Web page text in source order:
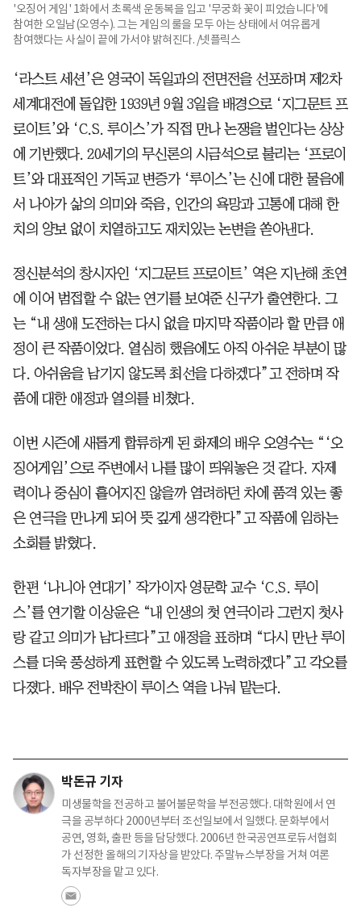
'오징어 게임' 1화에서 초록색 운동복을 입고 '무궁화 꽃이 피었습니다'에
참여한 오일남(오영수). 그는 게임의 룰을 모두 아는 상태에서 여유롭게
참여했다는 사실이 끝에 가서야 밝혀진다. /넷플릭스
‘라스트 세션’은 영국이 독일과의 전면전을 선포하며 제2차
세계대전에 돌입한 1939년 9월 3일을 배경으로 ‘지그문트 프
로이트’와 ‘C.S. 루이스’가 직접 만나 논쟁을 벌인다는 상상
에 기반했다. 20세기의 무신론의 시금석으로 불리는 ‘프로이
트’와 대표적인 기독교 변증가 ‘루이스’는 신에 대한 물음에
서 나아가 삶의 의미와 죽음, 인간의 욕망과 고통에 대해 한
치의 양보 없이 치열하고도 재치있는 논변을 쏟아낸다.
정신분석의 창시자인 ‘지그문트 프로이트’ 역은 지난해 초연
에 이어 범접할 수 없는 연기를 보여준 신구가 출연한다. 그
는 “내 생애 도전하는 다시 없을 마지막 작품이라 할 만큼 애
정이 큰 작품이었다. 열심히 했음에도 아직 아쉬운 부분이 많
다. 아쉬움을 남기지 않도록 최선을 다하겠다”고 전하며 작
품에 대한 애정과 열의를 비쳤다.
이번 시즌에 새롭게 합류하게 된 화제의 배우 오영수는 “‘오
징어게임’으로 주변에서 나를 많이 띄워놓은 것 같다. 자제
력이나 중심이 흩어지진 않을까 염려하던 차에 품격 있는 좋
은 연극을 만나게 되어 뜻 깊게 생각한다”고 작품에 임하는
소회를 밝혔다.
한편 ‘나니아 연대기’ 작가이자 영문학 교수 ‘C.S. 루이
스’를 연기할 이상윤은 “내 인생의 첫 연극이라 그런지 첫사
랑 같고 의미가 남다르다”고 애정을 표하며 “다시 만난 루이
스를 더욱 풍성하게 표현할 수 있도록 노력하겠다”고 각오를
다졌다. 배우 전박찬이 루이스 역을 나눠 맡는다.
박돈규 기자
미생물학을 전공하고 불어불문학을 부전공했다. 대학원에서 연
극을 공부하다 2000년부터 조선일보에서 일했다. 문화부에서
공연, 영화, 출판 등을 담당했다. 2006년 한국공연프로듀서협회
가 선정한 올해의 기자상을 받았다. 주말뉴스부장을 거쳐 여론
독자부장을 맡고 있다.